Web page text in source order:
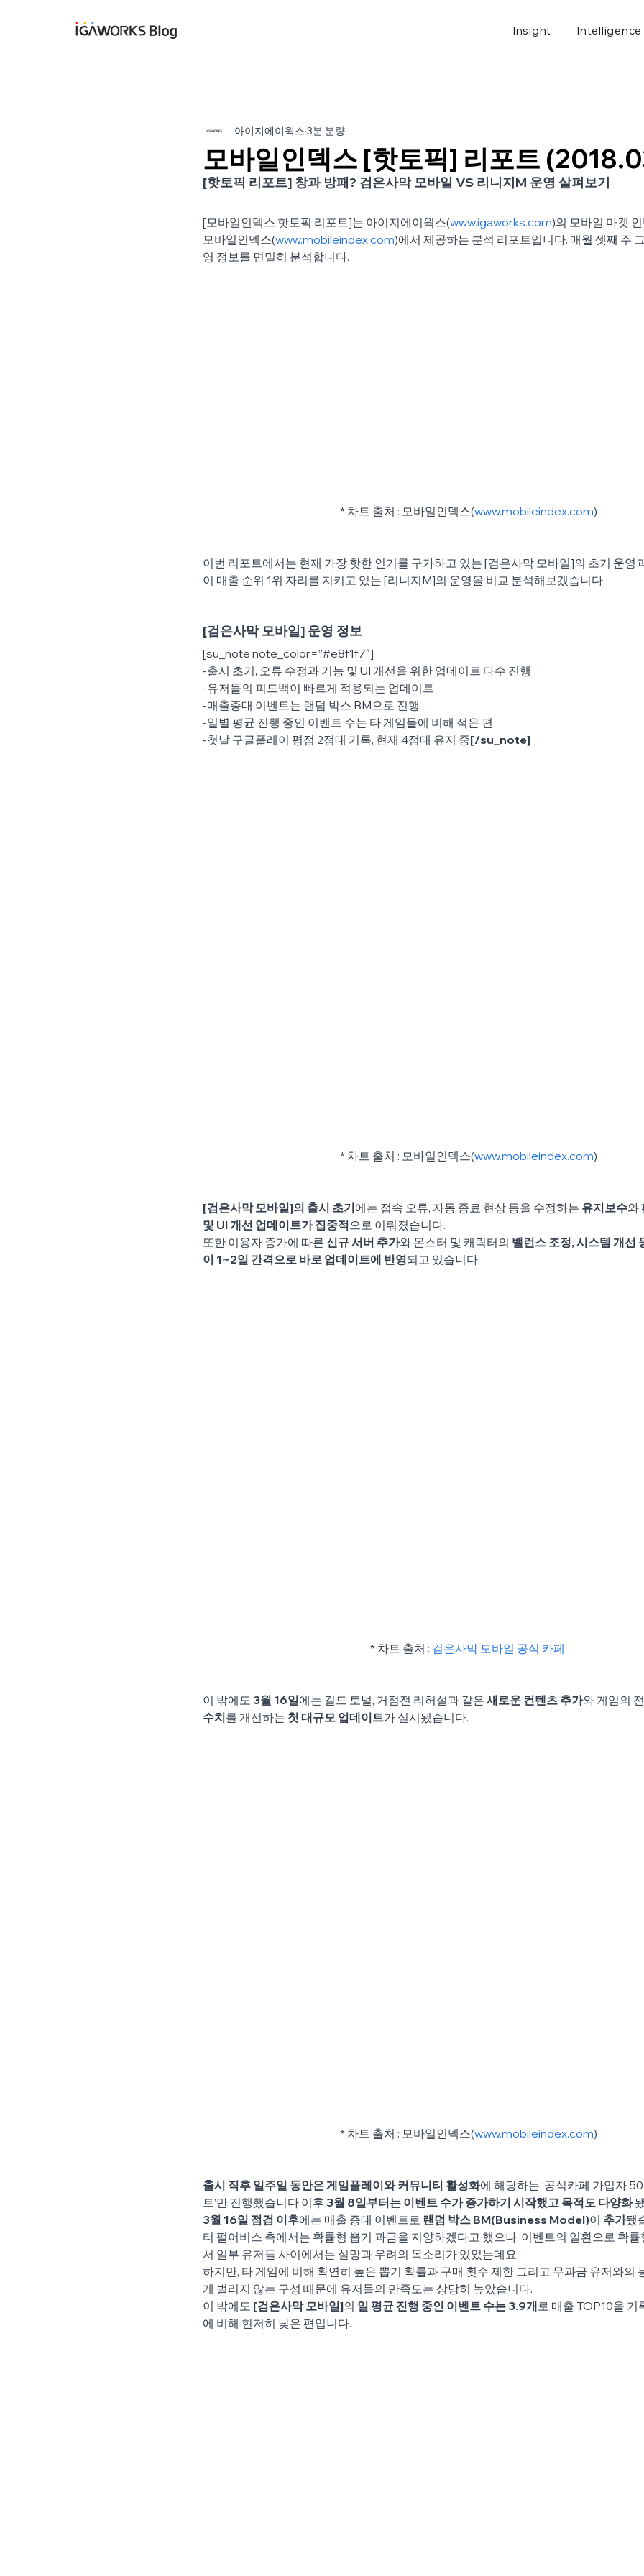
Insight Intelligence
모바일인덱스 [핫토픽] 리포트
아이지에이웍스 3분 분량
[핫토픽 리포트] 창과 방패? 검은사막 모바일 VS 리니지M 운영 살펴보기
[모바일인덱스 핫토픽 리포트]는 아이지에이웍스(www.igaworks.com)의 모바일 마켓
모바일인덱스(www.mobileindex.com)에서 제공하는 분석 리포트입니다. 매월 셋째 주
영 정보를 면밀히 분석합니다.
* 차트 출처 : 모바일인덱스(www.mobileindex.com)
이번 리포트에서는 현재 가장 핫한 인기를 구가하고 있는 [검은사막 모바일]의 초기 운영
이 매출 순위 1위 자리를 지키고 있는 [리니지M]의 운영을 비교 분석해보겠습니다.
[검은사막 모바일] 운영 정보
[su_note note_color=”#e8f1f7″]
-출시 초기, 오류 수정과 기능 및 UI 개선을 위한 업데이트 다수 진행
-유저들의 피드백이 빠르게 적용되는 업데이트
-매출증대 이벤트는 랜덤 박스 BM으로 진행
-일별 평균 진행 중인 이벤트 수는 타 게임들에 비해 적은 편
-첫날 구글플레이 평점 2점대 기록, 현재 4점대 유지 중[/su_note]
* 차트 출처 : 모바일인덱스(www.mobileindex.com)
[검은사막 모바일]의 출시 초기에는 접속 오류, 자동 종료 현상 등을 수정하는 유지보수와
및 UI 개선 업데이트가 집중적으로 이뤄졌습니다.
또한 이용자 증가에 따른 신규 서버 추가와 몬스터 및 캐릭터의 밸런스 조정, 시스템 개선
이 1~2일 간격으로 바로 업데이트에 반영되고 있습니다.
* 차트 출처 : 검은사막 모바일 공식 카페
이 밖에도 3월 16일에는 길드 토벌, 거점전 리허설과 같은 새로운 컨텐츠 추가와 게임의
수치를 개선하는 첫 대규모 업데이트가 실시됐습니다.
* 차트 출처 : 모바일인덱스(www.mobileindex.com)
출시 직후 일주일 동안은 게임플레이와 커뮤니티 활성화에 해당하는 ‘공식카페 가입자
트’만 진행했습니다.이후 3월 8일부터는 이벤트 수가 증가하기 시작했고 목적도 다양화
3월 16일 점검 이후에는 매출 증대 이벤트로 랜덤 박스 BM(Business Model)이 추가됐
터 펄어비스 측에서는 확률형 뽑기 과금을 지양하겠다고 했으나, 이벤트의 일환으로 확
서 일부 유저들 사이에서는 실망과 우려의 목소리가 있었는데요.
하지만, 타 게임에 비해 확연히 높은 뽑기 확률과 구매 횟수 제한 그리고 무과금 유저와의
게 벌리지 않는 구성 때문에 유저들의 만족도는 상당히 높았습니다.
이 밖에도 [검은사막 모바일]의 일 평균 진행 중인 이벤트 수는 3.9개 로 매출 TOP10을 기
에 비해 현저히 낮은 편입니다.